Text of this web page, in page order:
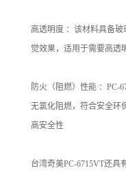
高透明度 ：该材料具备
觉效果，适用于需要高透
防火（阻燃）性能 ：PC-
无氯化阻燃，符合安全环
高安全性
台湾奇美PC-6715VT还具